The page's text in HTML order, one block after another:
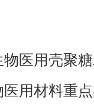
医用壳聚
用材料重